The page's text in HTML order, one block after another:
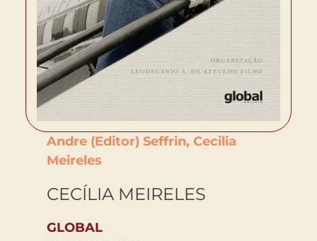
Andre (Editor) Seffrin, Cecilia
Meireles
CECÍLIA MEIRELES
GLOBAL